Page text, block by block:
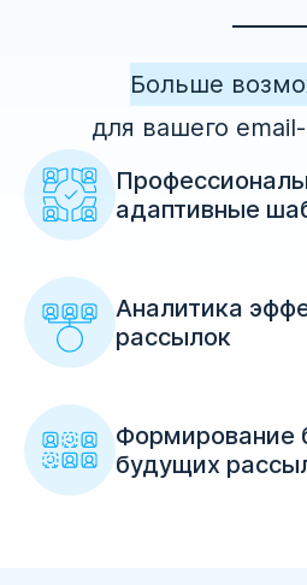
Больше
для вашего
адаптивные
Аналитика
рассылок
Формирование
будущих